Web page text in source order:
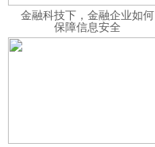
金融科技下，金融企业如何
保障信息安全